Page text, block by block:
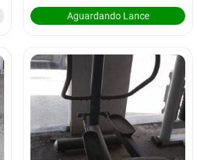
Aguardando Lance